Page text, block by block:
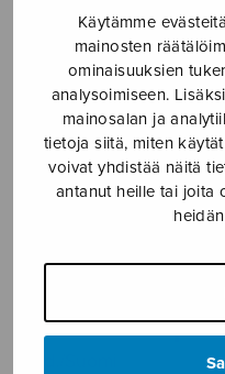
Käytämme
mainosten
ominaisuuksien
analysoimiseen.
mainosalan ja
tietoja siitä, miten
voivat yhdistää näitä
antanut heille tai joita
Etusivu ›
Juhannuspolska